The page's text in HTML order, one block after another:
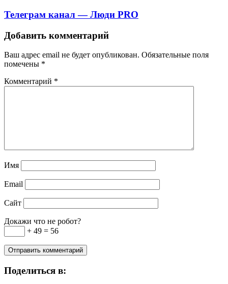
Телеграм канал — Люди PRO
Добавить комментарий
Ваш адрес email не будет опубликован. Обязательные поля
помечены *
Комментарий *
Имя
Email
Сайт
Докажи что не робот?
+ 49 = 56
Поделиться в: